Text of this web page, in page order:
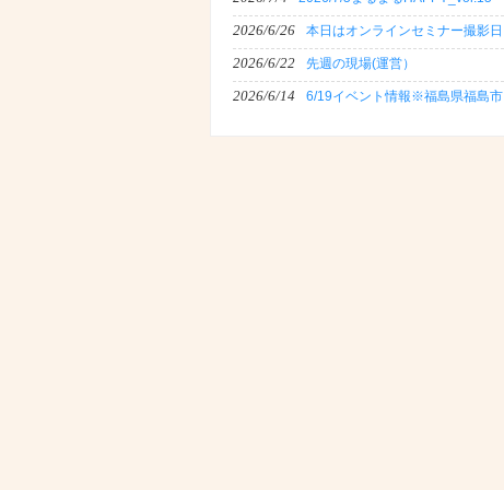
2026/6/26 本日はオンラインセミナー撮影日
2026/6/22 先週の現場(運営）
2026/6/14 6/19イベント情報※福島県福島市